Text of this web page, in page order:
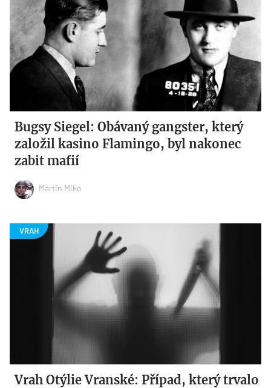
Bugsy Siegel: Obávaný gangster, který
založil kasino Flamingo, byl nakonec
zabit mafií
Martin Miko
Vrah Otýlie Vranské: Případ, který trvalo